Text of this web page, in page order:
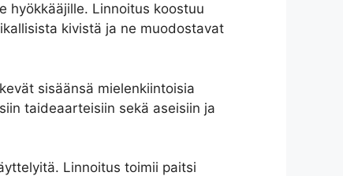
hyökkääjille. Linnoitus koostuu
kivistä ja ne muodostavat
sisäänsä mielenkiintoisia
taideaarteisiin sekä aseisiin ja
Linnoitus toimii paitsi